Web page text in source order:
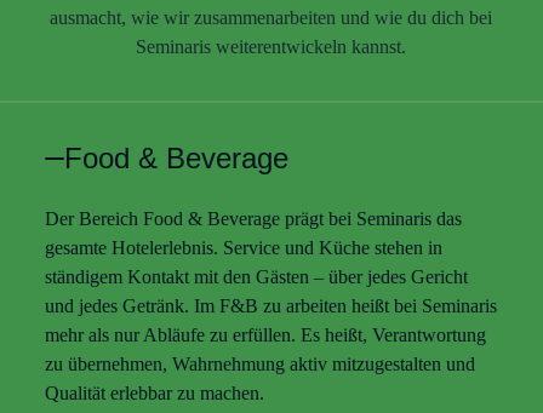
ausmacht, wie wir zusammenarbeiten und wie du dich bei
Seminaris weiterentwickeln kannst.
Food & Beverage
Der Bereich Food & Beverage prägt bei Seminaris das
gesamte Hotelerlebnis. Service und Küche stehen in
ständigem Kontakt mit den Gästen – über jedes Gericht
und jedes Getränk. Im F&B zu arbeiten heißt bei Seminaris
mehr als nur Abläufe zu erfüllen. Es heißt, Verantwortung
zu übernehmen, Wahrnehmung aktiv mitzugestalten und
Qualität erlebbar zu machen.